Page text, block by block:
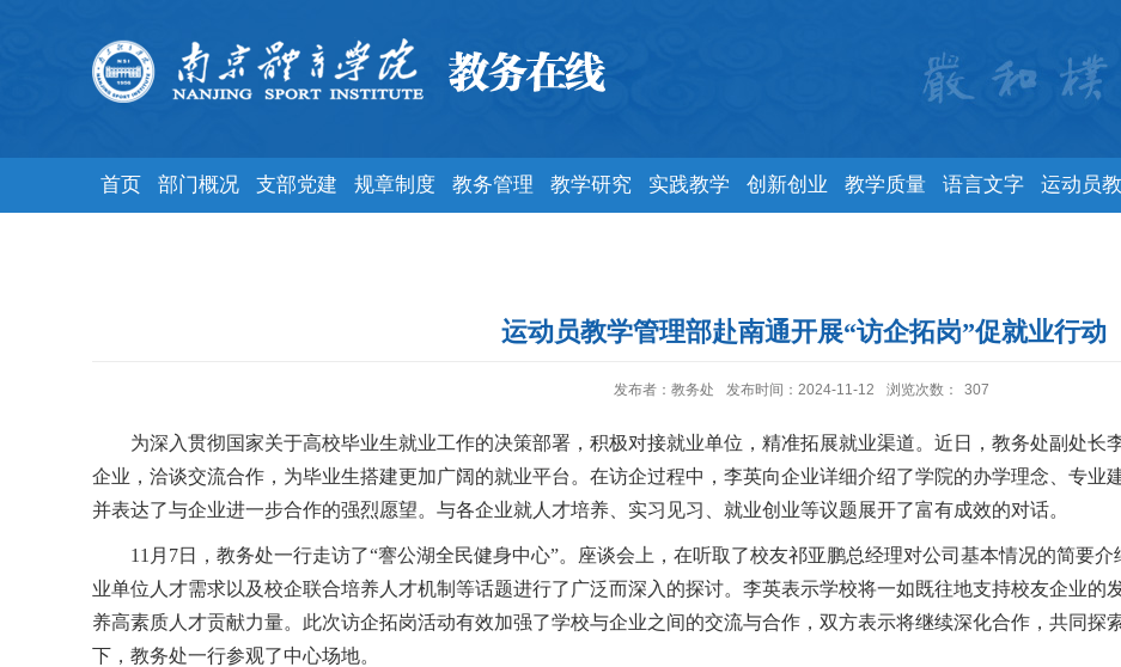
首页 部门概况 支部党建 规章制度 教务管理 教学研究 实践教学 创新创业 教学质量 语言文字 运动员
运动员教学管理部赴南通开展“访企拓岗”促就业行动
发布者：教务处 发布时间：2024-11-12 浏览次数： 307
为深入贯彻国家关于高校毕业生就业工作的决策部署，积极对接就业单位，精准拓展就业渠道。近日，教务处副处长
企业，洽谈交流合作，为毕业生搭建更加广阔的就业平台。在访企过程中，李英向企业详细介绍了学院的办学理念、专业
并表达了与企业进一步合作的强烈愿望。与各企业就人才培养、实习见习、就业创业等议题展开了富有成效的对话。
11月7日，教务处一行走访了“謇公湖全民健身中心”。座谈会上，在听取了校友祁亚鹏总经理对公司基本情况的简要
业单位人才需求以及校企联合培养人才机制等话题进行了广泛而深入的探讨。李英表示学校将一如既往地支持校友企业的
养高素质人才贡献力量。此次访企拓岗活动有效加强了学校与企业之间的交流与合作，双方表示将继续深化合作，共同探
下，教务处一行参观了中心场地。